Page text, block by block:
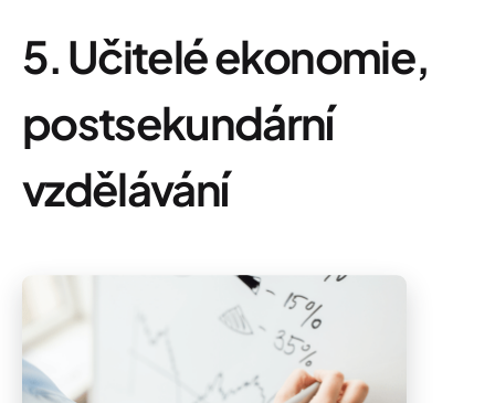
5. Učitelé ekonomie,
postsekundární
vzdělávání